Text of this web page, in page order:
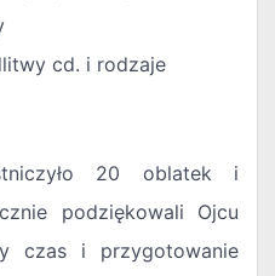
cd. i rodzaje
20 oblatek i
podziękowali Ojcu
czas i przygotowanie